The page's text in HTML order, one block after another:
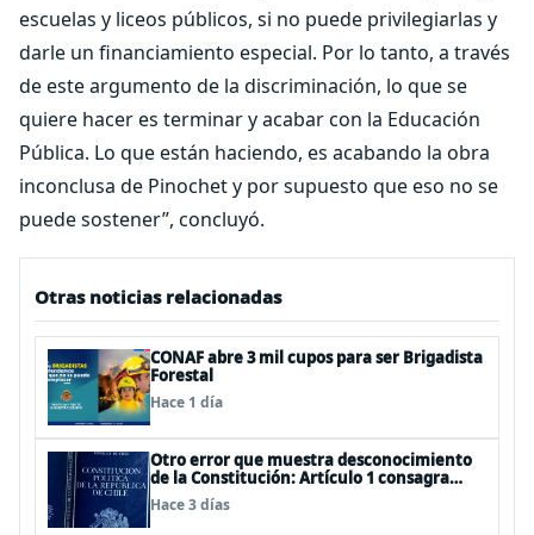
escuelas y liceos públicos, si no puede privilegiarlas y
darle un financiamiento especial. Por lo tanto, a través
de este argumento de la discriminación, lo que se
quiere hacer es terminar y acabar con la Educación
Pública. Lo que están haciendo, es acabando la obra
inconclusa de Pinochet y por supuesto que eso no se
puede sostener”, concluyó.
Otras noticias relacionadas
CONAF abre 3 mil cupos para ser Brigadista
Forestal
Hace 1 día
Otro error que muestra desconocimiento
de la Constitución: Artículo 1 consagra
resguardar la seguridad nacional y
proteger a los ciudadanos
Hace 3 días